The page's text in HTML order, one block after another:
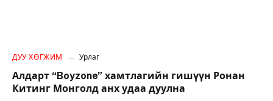
ДУУ ХӨГЖИМ Урлаг
Алдарт “Boyzone” хамтлагийн гишүүн Ронан
Китинг Монголд анх удаа дуулна